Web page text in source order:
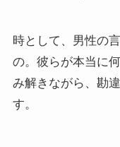
時として、男性の
の。彼らが本当に
み解きながら、勘
す。